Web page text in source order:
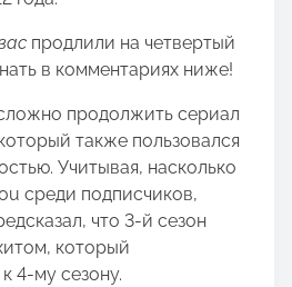
продлили на четвертый
в комментариях ниже!
продолжить сериал
также пользовался
Учитывая, насколько
среди подписчиков,
что 3-й сезон
который
4-му сезону.